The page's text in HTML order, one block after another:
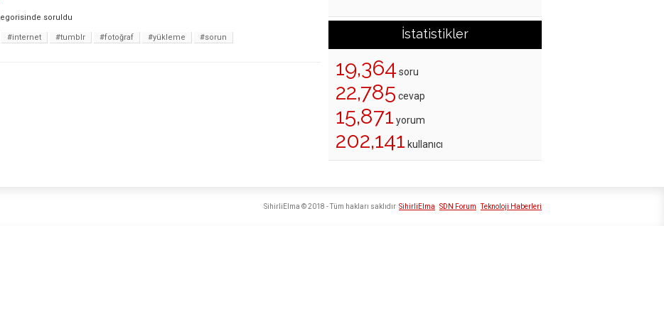
soruldu
#internet #tumblr #fotoğraf #yükleme
#sorun
İstatistikler
19,364 soru
22,785 cevap
15,871 yorum
202,141 kullanıcı
SihirliElma SDN Forum Teknoloji Haberleri
SihirliElma © 2018 - Tüm hakları saklıdır